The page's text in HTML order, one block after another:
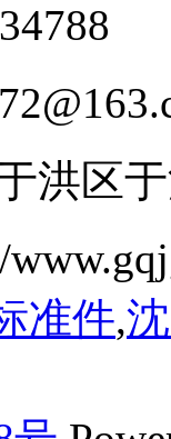
洪区
准件,